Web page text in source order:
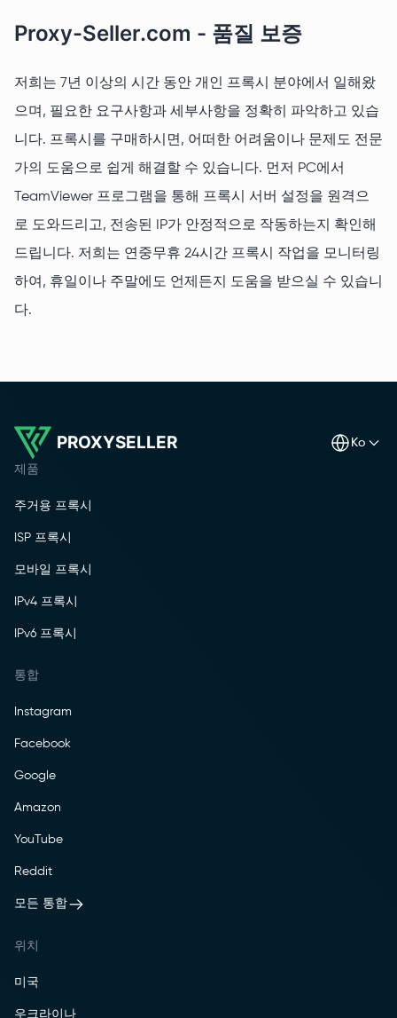
Proxy-Seller.com - 품질 보증
저희는 7년 이상의 시간 동안 개인 프록시 분야에서 일해왔
으며, 필요한 요구사항과 세부사항을 정확히 파악하고 있습
니다. 프록시를 구매하시면, 어떠한 어려움이나 문제도 전문
가의 도움으로 쉽게 해결할 수 있습니다. 먼저 PC에서
TeamViewer 프로그램을 통해 프록시 서버 설정을 원격으
로 도와드리고, 전송된 IP가 안정적으로 작동하는지 확인해
드립니다. 저희는 연중무휴 24시간 프록시 작업을 모니터링
하여, 휴일이나 주말에도 언제든지 도움을 받으실 수 있습니
다.
PROXYSELLER ko
제품
주거용 프록시
ISP 프록시
모바일 프록시
IPv4 프록시
IPv6 프록시
통합
Instagram
Facebook
Google
Amazon
YouTube
Reddit
모든 통합
위치
미국
우크라이나